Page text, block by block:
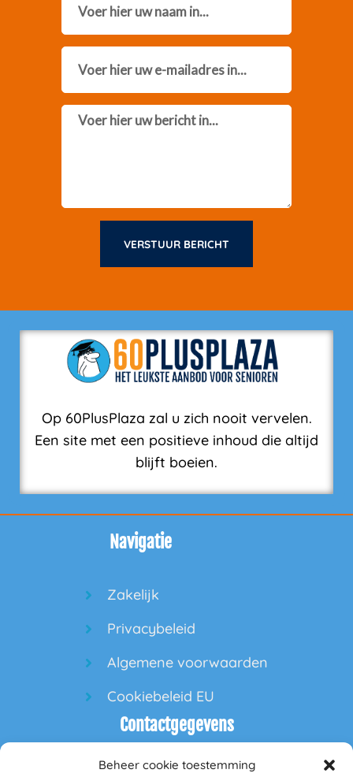
Beheer cookie toestemming
Message
VERSTUUR BERICHT
Op 60PlusPlaza zal u zich nooit vervelen.
Een site met een positieve inhoud die altijd
blijft boeien.
Navigatie
Zakelijk
Privacybeleid
Algemene voorwaarden
Cookiebeleid EU
Contactgegevens